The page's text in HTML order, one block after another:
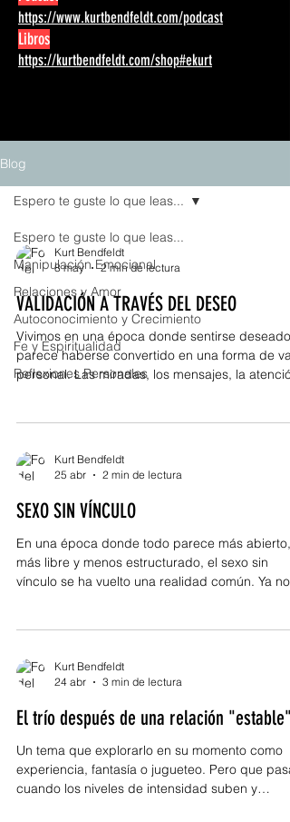
https://www.kurtbendfeldt.com/podcast
Libros
https://kurtbendfeldt.com/shop#ekurt
Blog
Espero te guste lo que leas...
Manipulación Emocional
Relaciones y Amor
Autoconocimiento y Crecimiento
Fe y Espiritualidad
Reflexiones Personales
Espero te guste lo que leas...
Kurt Bendfeldt
8 may
2 min de lectura
VALIDACIÓN A TRAVÉS DEL DESEO
Vivimos en una época donde sentirse deseado
parece haberse convertido en una forma de
personal. Las miradas, los mensajes, la atención
elige, nos mira o nos desea para confirmar que
seguimos siendo suficientes. Y aunque puede
más profundo de lo que imaginamos. Hay
Kurt Bendfeldt
25 abr
2 min de lectura
SEXO SIN VÍNCULO
En una época donde todo parece más abierto,
más libre y menos estructurado, el sexo sin
vínculo se ha vuelto una realidad común. Ya no
simplemente una experiencia: sin promesas, sin
expectativas, sin ataduras. Pero detrás de esa
veces se hace con honestidad: ¿realmente es
elección… o es desconexión? El sexo
Kurt Bendfeldt
24 abr
3 min de lectura
El trío después de una relación "estable"
Un tema que explorarlo en su momento como
experiencia, fantasía o jugueteo. Pero que pasa
cuando los niveles de intensidad suben y